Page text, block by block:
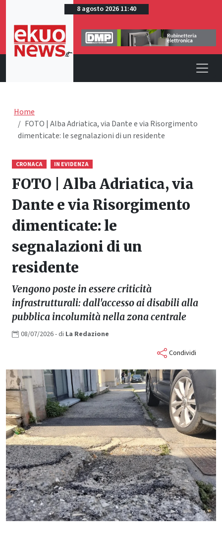
8 agosto 2026 11:40
Home
FOTO | Alba Adriatica, via Dante e via Risorgimento
dimenticate: le segnalazioni di un residente
CRONACA IN EVIDENZA
FOTO | Alba Adriatica, via
Dante e via Risorgimento
dimenticate: le
segnalazioni di un
residente
Vengono poste in essere criticità
infrastrutturali: dall'accesso ai disabili alla
pubblica incolumità nella zona centrale
08/07/2026- di La Redazione
Condividi